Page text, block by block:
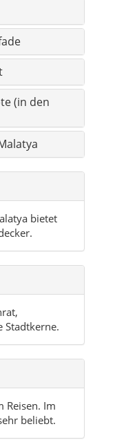
(in den
bietet
Stadtkerne.
Reisen. Im
beliebt.